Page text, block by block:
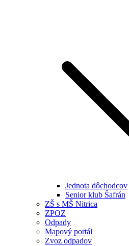
Jednota dôchodcov
Senior klub Šafrán
ZŠ s MŠ Nitrica
ZPOZ
Odpady
Mapový portál
Zvoz odpadov